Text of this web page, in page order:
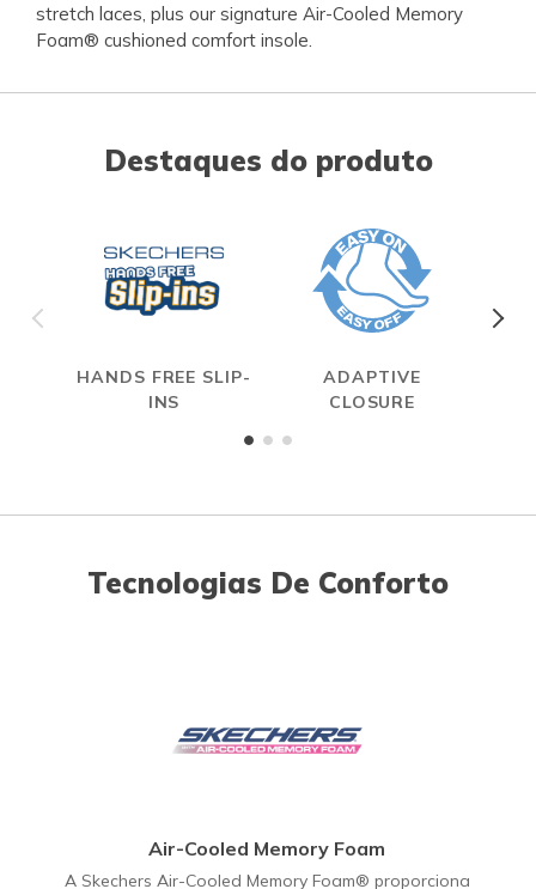
stretch laces, plus our signature Air-Cooled Memory
Foam® cushioned comfort insole.
Destaques do produto
HANDS FREE SLIP-
INS
ADAPTIVE
CLOSURE
Tecnologias De Conforto
Air-Cooled Memory Foam
A Skechers Air-Cooled Memory Foam® proporciona